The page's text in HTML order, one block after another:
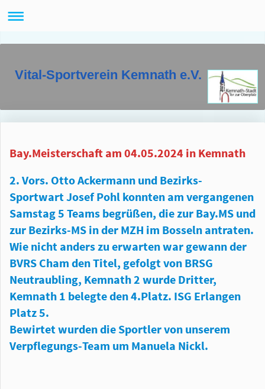
Vital-Sportverein Kemnath e.V.
Bay.Meisterschaft am 04.05.2024 in Kemnath
2. Vors. Otto Ackermann und Bezirks-
Sportwart Josef Pohl konnten am vergangenen
Samstag 5 Teams begrüßen, die zur Bay.MS und
zur Bezirks-MS in der MZH im Bosseln antraten.
Wie nicht anders zu erwarten war gewann der
BVRS Cham den Titel, gefolgt von BRSG
Neutraubling, Kemnath 2 wurde Dritter,
Kemnath 1 belegte den 4.Platz. ISG Erlangen
Platz 5.
Bewirtet wurden die Sportler von unserem
Verpflegungs-Team um Manuela Nickl.